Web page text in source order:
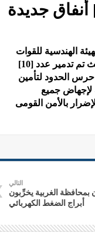
حرس الحدود تقوم بتدمير عدد [10] أنفاق جديدة
الهندسية للقوات
المسلحة من توجيه ضربة جديدة للمهربين على الحدود مع قطاع غزة حيث تم تدمير عدد [10]
حرس الحدود لتأمين
لإجهاض جميع
بالأمن القومى
التالي
بمحافظة الغربية يخرِّبون
أبراج الضغط الكهربائي